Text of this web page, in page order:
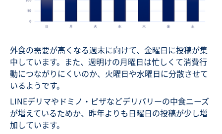
外食の需要が高くなる週末に向けて、金曜日に投稿が集
中しています。また、週明けの月曜日は忙しくて消費行
動につながりにくいのか、火曜日や水曜日に分散させて
いるようです。
LINEデリマやドミノ・ピザなどデリバリーの中食ニーズ
が増えているためか、昨年よりも日曜日の投稿が少し増
加しています。